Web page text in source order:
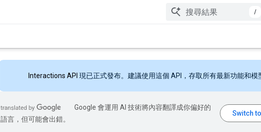
/
Interactions API 現已正式發布。建議使用這個 API，存取所有最新功能和模
Google 會運用 AI 技術將內容翻譯成你偏好的
語言，但可能會出錯。